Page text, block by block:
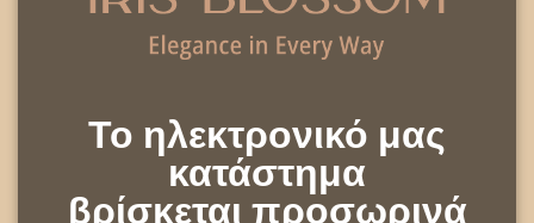
Το ηλεκτρονικό μας
κατάστημα
βρίσκεται προσωρινά